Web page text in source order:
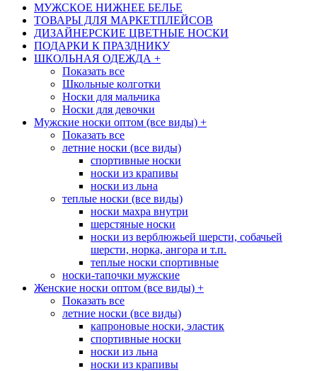
МУЖСКОЕ НИЖНЕЕ БЕЛЬЕ
ТОВАРЫ ДЛЯ МАРКЕТПЛЕЙСОВ
ДИЗАЙНЕРСКИЕ ЦВЕТНЫЕ НОСКИ
ПОДАРКИ К ПРАЗДНИКУ
ШКОЛЬНАЯ ОДЕЖДА +
Показать все
Школьные колготки
Носки для мальчика
Носки для девочки
Мужские носки оптом (все виды) +
Показать все
летние носки (все виды)
спортивные носки
носки из крапивы
носки из льна
теплые носки (все виды)
носки махра внутри
шерстяные носки
носки из верблюжьей шерсти, собачьей
шерсти, норка, ангора и т.п.
теплые носки спортивные
носки-тапочки мужские
Женские носки оптом (все виды) +
Показать все
летние носки (все виды)
капроновые носки, эластик
спортивные носки
носки из льна
носки из крапивы